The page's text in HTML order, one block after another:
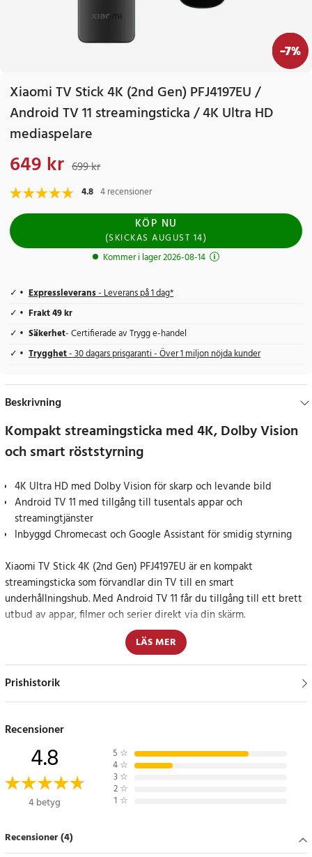
-7%
Xiaomi TV Stick 4K (2nd Gen) PFJ4197EU /
Android TV 11 streamingsticka / 4K Ultra HD
mediaspelare
Nuvarande pris
649 kr 699 kr
4.8 4 recensioner
KÖP NU
(SKICKASAUGUST 14)
Kommer i lager 2026-08-14
Expressleverans- Leverans på 1 dag*
Frakt 49 kr
Säkerhet- Certifierade av Trygg e-handel
Trygghet- 30 dagars prisgaranti - Över 1 miljon nöjda kunder
Beskrivning
Kompakt streamingsticka med 4K, Dolby Vision
och smart röststyrning
4K Ultra HD med Dolby Vision för skarp och levande bild
Android TV 11 med tillgång till tusentals appar och
streamingtjänster
Inbyggd Chromecast och Google Assistant för smidig styrning
Xiaomi TV Stick 4K (2nd Gen) PFJ4197EU är en kompakt
streamingsticka som förvandlar din TV till en smart
underhållningshub. Med Android TV 11 får du tillgång till ett brett
utbud av appar, filmer och serier direkt via din skärm.
4K-upplösning i kombination med Dolby Vision ger en
imponerande bildkvalitet. Detaljer framträder tydligt och färger
upplevs mer levande, vilket ger en mer engagerande
Stödet för Dolby Atmos och DTS-HD ger ett fylligare och mer
bidrar till en mer omslutande upplevelse.
Den inbyggda Chromecast-funktionen gör det enkelt att streama
innehåll från mobil, surfplatta eller dator direkt till TV:n. Det ger
LÄS MER
Prishistorik
Recensioner
4.8
4 betyg
5 ☆
4 ☆
3 ☆
2 ☆
1 ☆
Recensioner (4)